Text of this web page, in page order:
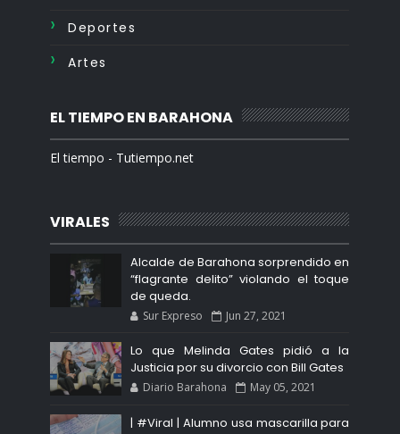
Deportes
Artes
EL TIEMPO EN BARAHONA
El tiempo - Tutiempo.net
VIRALES
Alcalde de Barahona sorprendido en
“flagrante delito” violando el toque
de queda.
Sur Expreso Jun 27, 2021
Lo que Melinda Gates pidió a la
Justicia por su divorcio con Bill Gates
Diario Barahona May 05, 2021
| #Viral | Alumno usa mascarilla para